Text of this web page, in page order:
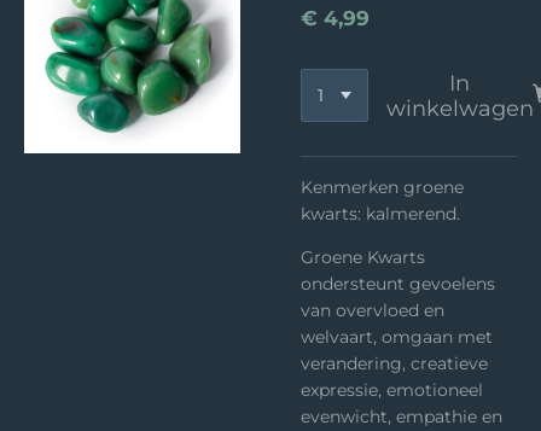
€ 4,99
In
winkelwagen
Kenmerken groene
kwarts: kalmerend.
Groene Kwarts
ondersteunt gevoelens
van overvloed en
welvaart, omgaan met
verandering, creatieve
expressie, emotioneel
evenwicht, empathie en